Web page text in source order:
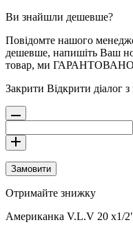
Ви знайшли дешевше?
Повідомте нашого
дешевше, напишіть Ваш
товар, ми ГАРАНТОВАНО
Закрити Відкрити діалог
Замовити
Отримайте знижку
Американка V.L.V 20 х1/